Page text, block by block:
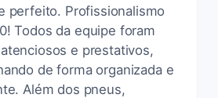
perfeito. Profissionalismo
Todos da equipe foram
e prestativos,
de forma organizada e
Além dos pneus,